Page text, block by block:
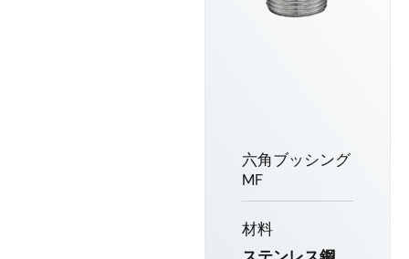
六角ブッシング
MF
材料